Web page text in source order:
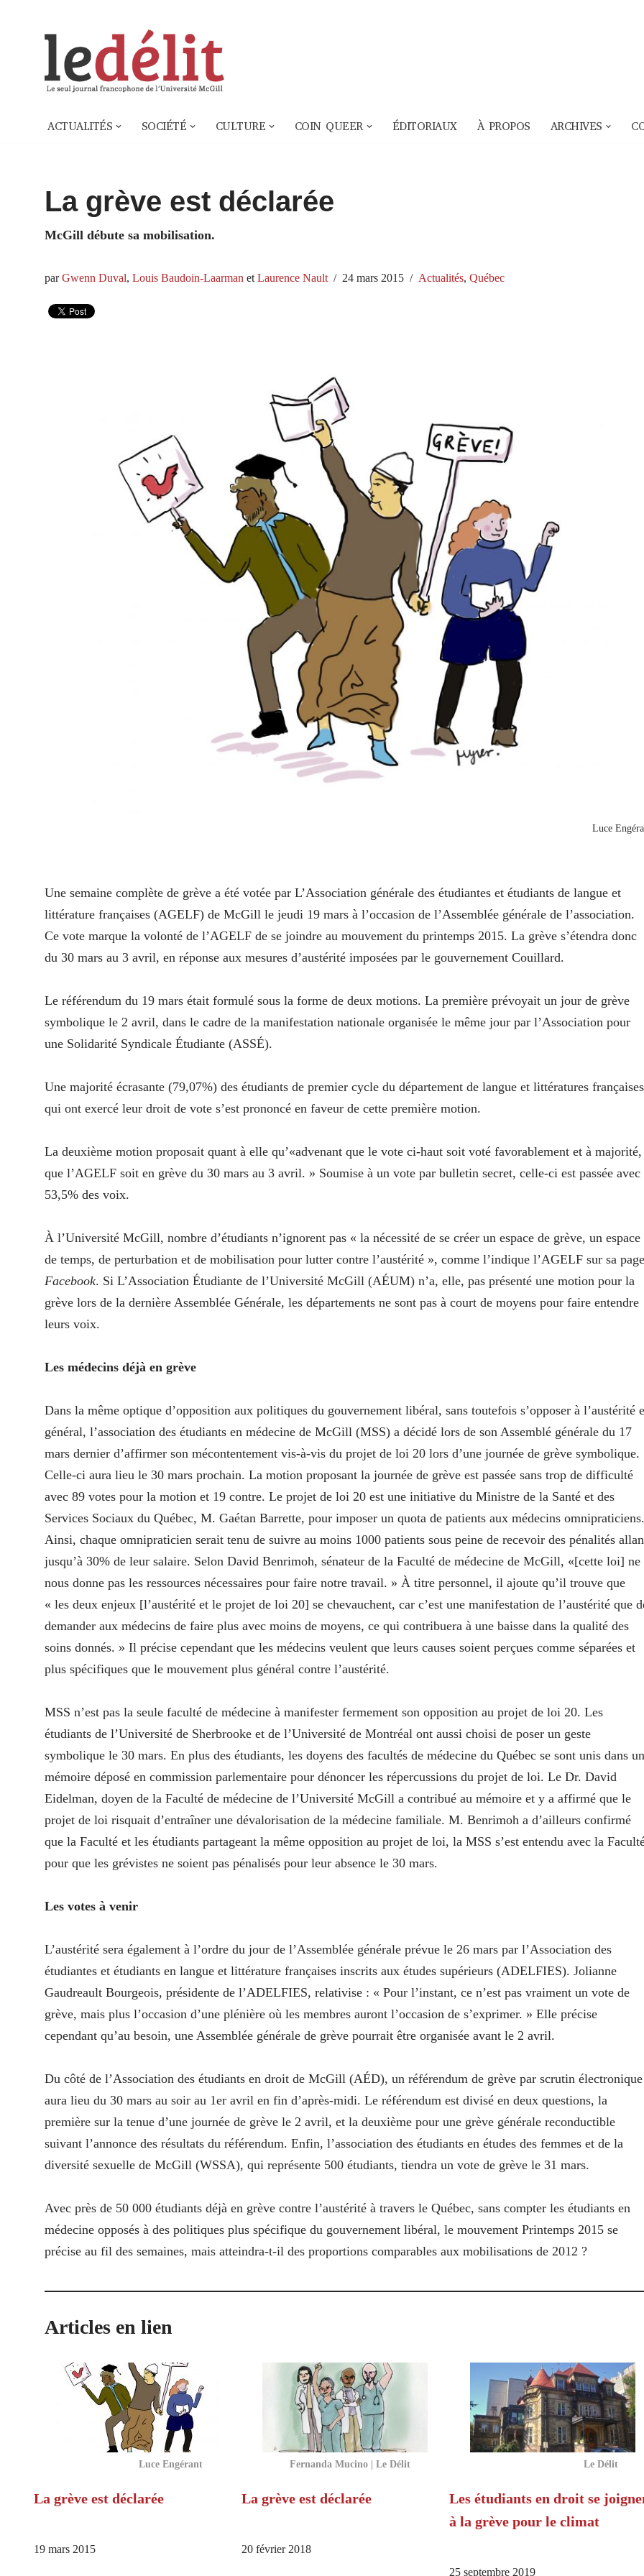
ACTUALITÉS SOCIÉTÉ CULTURE COIN QUEER ÉDITORIAUX À PROPOS ARCHIVES
La grève est déclarée
McGill débute sa mobilisation.
parGwenn Duval, Louis Baudoin-Laarman etLaurence Nault 24 mars 2015 Actualités, Québec
Luce
Une semaine complète de grève a été votée par L’Association générale des étudiantes et étudiants de langue et
littérature françaises (AGELF) de McGill le jeudi 19 mars à l’occasion de l’Assemblée générale de l’association.
Ce vote marque la volonté de l’AGELF de se joindre au mouvement du printemps 2015. La grève s’étendra donc
du 30 mars au 3 avril, en réponse aux mesures d’austérité imposées par le gouvernement Couillard.
Le référendum du 19 mars était formulé sous la forme de deux motions. La première prévoyait un jour de grève
symbolique le 2 avril, dans le cadre de la manifestation nationale organisée le même jour par l’Association pour
une Solidarité Syndicale Étudiante (ASSÉ).
Une majorité écrasante (79,07%) des étudiants de premier cycle du département de langue et littératures françaises
qui ont exercé leur droit de vote s’est prononcé en faveur de cette première motion.
La deuxième motion proposait quant à elle qu’«advenant que le vote ci-haut soit voté favorablement et à majorité,
que l’AGELF soit en grève du 30 mars au 3 avril. » Soumise à un vote par bulletin secret, celle-ci est passée avec
53,5% des voix.
À l’Université McGill, nombre d’étudiants n’ignorent pas « la nécessité de se créer un espace de grève, un espace
de temps, de perturbation et de mobilisation pour lutter contre l’austérité », comme l’indique l’AGELF sur sa page
Facebook. Si L’Association Étudiante de l’Université McGill (AÉUM) n’a, elle, pas présenté une motion pour la
grève lors de la dernière Assemblée Générale, les départements ne sont pas à court de moyens pour faire entendre
leurs voix.
Les médecins déjà en grève
Dans la même optique d’opposition aux politiques du gouvernement libéral, sans toutefois s’opposer à l’austérité
général, l’association des étudiants en médecine de McGill (MSS) a décidé lors de son Assemblé générale du 17
mars dernier d’affirmer son mécontentement vis-à-vis du projet de loi 20 lors d’une journée de grève symbolique.
Celle-ci aura lieu le 30 mars prochain. La motion proposant la journée de grève est passée sans trop de difficulté
avec 89 votes pour la motion et 19 contre. Le projet de loi 20 est une initiative du Ministre de la Santé et des
Services Sociaux du Québec, M. Gaétan Barrette, pour imposer un quota de patients aux médecins omnipraticiens.
Ainsi, chaque omnipraticien serait tenu de suivre au moins 1000 patients sous peine de recevoir des pénalités
jusqu’à 30% de leur salaire. Selon David Benrimoh, sénateur de la Faculté de médecine de McGill, «[cette loi] ne
nous donne pas les ressources nécessaires pour faire notre travail. » À titre personnel, il ajoute qu’il trouve que
« les deux enjeux [l’austérité et le projet de loi 20] se chevauchent, car c’est une manifestation de l’austérité que
demander aux médecins de faire plus avec moins de moyens, ce qui contribuera à une baisse dans la qualité des
soins donnés. » Il précise cependant que les médecins veulent que leurs causes soient perçues comme séparées et
plus spécifiques que le mouvement plus général contre l’austérité.
MSS n’est pas la seule faculté de médecine à manifester fermement son opposition au projet de loi 20. Les
étudiants de l’Université de Sherbrooke et de l’Université de Montréal ont aussi choisi de poser un geste
symbolique le 30 mars. En plus des étudiants, les doyens des facultés de médecine du Québec se sont unis dans un
mémoire déposé en commission parlementaire pour dénoncer les répercussions du projet de loi. Le Dr. David
Eidelman, doyen de la Faculté de médecine de l’Université McGill a contribué au mémoire et y a affirmé que le
projet de loi risquait d’entraîner une dévalorisation de la médecine familiale. M. Benrimoh a d’ailleurs confirmé
que la Faculté et les étudiants partageant la même opposition au projet de loi, la MSS s’est entendu avec la
pour que les grévistes ne soient pas pénalisés pour leur absence le 30 mars.
Les votes à venir
L’austérité sera également à l’ordre du jour de l’Assemblée générale prévue le 26 mars par l’Association des
étudiantes et étudiants en langue et littérature françaises inscrits aux études supérieurs (ADELFIES). Jolianne
Gaudreault Bourgeois, présidente de l’ADELFIES, relativise : « Pour l’instant, ce n’est pas vraiment un vote de
grève, mais plus l’occasion d’une plénière où les membres auront l’occasion de s’exprimer. » Elle précise
cependant qu’au besoin, une Assemblée générale de grève pourrait être organisée avant le 2 avril.
Du côté de l’Association des étudiants en droit de McGill (AÉD), un référendum de grève par scrutin électronique
aura lieu du 30 mars au soir au 1er avril en fin d’après-midi. Le référendum est divisé en deux questions, la
première sur la tenue d’une journée de grève le 2 avril, et la deuxième pour une grève générale reconductible
suivant l’annonce des résultats du référendum. Enfin, l’association des étudiants en études des femmes et de la
diversité sexuelle de McGill (WSSA), qui représente 500 étudiants, tiendra un vote de grève le 31 mars.
Avec près de 50 000 étudiants déjà en grève contre l’austérité à travers le Québec, sans compter les étudiants en
médecine opposés à des politiques plus spécifique du gouvernement libéral, le mouvement Printemps 2015 se
précise au fil des semaines, mais atteindra-t-il des proportions comparables aux mobilisations de 2012 ?
Articles en lien
Luce Engérant
La grève est déclarée
19 mars 2015
Fernanda Mucino | Le Délit
La grève est déclarée
20 février 2018
Le Délit
Les étudiants en droit se
à la grève pour le climat
25 septembre 2019